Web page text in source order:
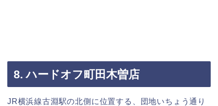
8. ハードオフ町田木曽店
JR横浜線古淵駅の北側に位置する、団地いちょう通り